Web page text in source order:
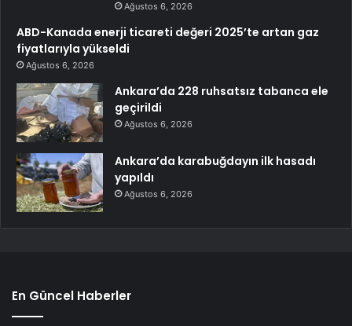
Ağustos 6, 2026
ABD-Kanada enerji ticareti değeri 2025’te artan gaz
fiyatlarıyla yükseldi
Ağustos 6, 2026
Ankara’da 228 ruhsatsız tabanca ele
geçirildi
Ağustos 6, 2026
Ankara’da karabuğdayın ilk hasadı
yapıldı
Ağustos 6, 2026
En Güncel Haberler